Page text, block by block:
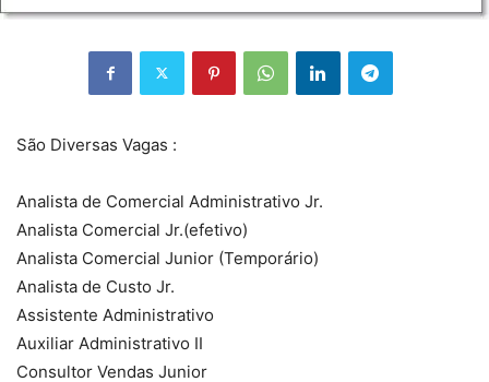
São Diversas Vagas :
Analista de Comercial Administrativo Jr.
Analista Comercial Jr.(efetivo)
Analista Comercial Junior (Temporário)
Analista de Custo Jr.
Assistente Administrativo
Auxiliar Administrativo II
Consultor Vendas Junior